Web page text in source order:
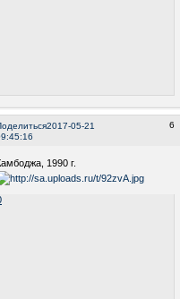
6
2017-05-21
1990 г.